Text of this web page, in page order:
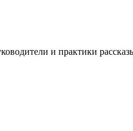
и практики